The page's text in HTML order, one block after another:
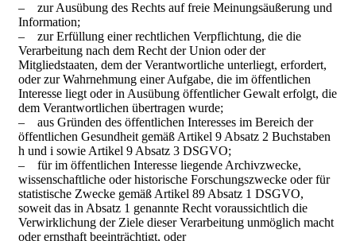
– zur Ausübung des Rechts auf freie Meinungsäußerung und
Information;
– zur Erfüllung einer rechtlichen Verpflichtung, die die
Verarbeitung nach dem Recht der Union oder der
Mitgliedstaaten, dem der Verantwortliche unterliegt, erfordert,
oder zur Wahrnehmung einer Aufgabe, die im öffentlichen
Interesse liegt oder in Ausübung öffentlicher Gewalt erfolgt, die
dem Verantwortlichen übertragen wurde;
– aus Gründen des öffentlichen Interesses im Bereich der
öffentlichen Gesundheit gemäß Artikel 9 Absatz 2 Buchstaben
h und i sowie Artikel 9 Absatz 3 DSGVO;
– für im öffentlichen Interesse liegende Archivzwecke,
wissenschaftliche oder historische Forschungszwecke oder für
statistische Zwecke gemäß Artikel 89 Absatz 1 DSGVO,
soweit das in Absatz 1 genannte Recht voraussichtlich die
Verwirklichung der Ziele dieser Verarbeitung unmöglich macht
oder ernsthaft beeinträchtigt, oder